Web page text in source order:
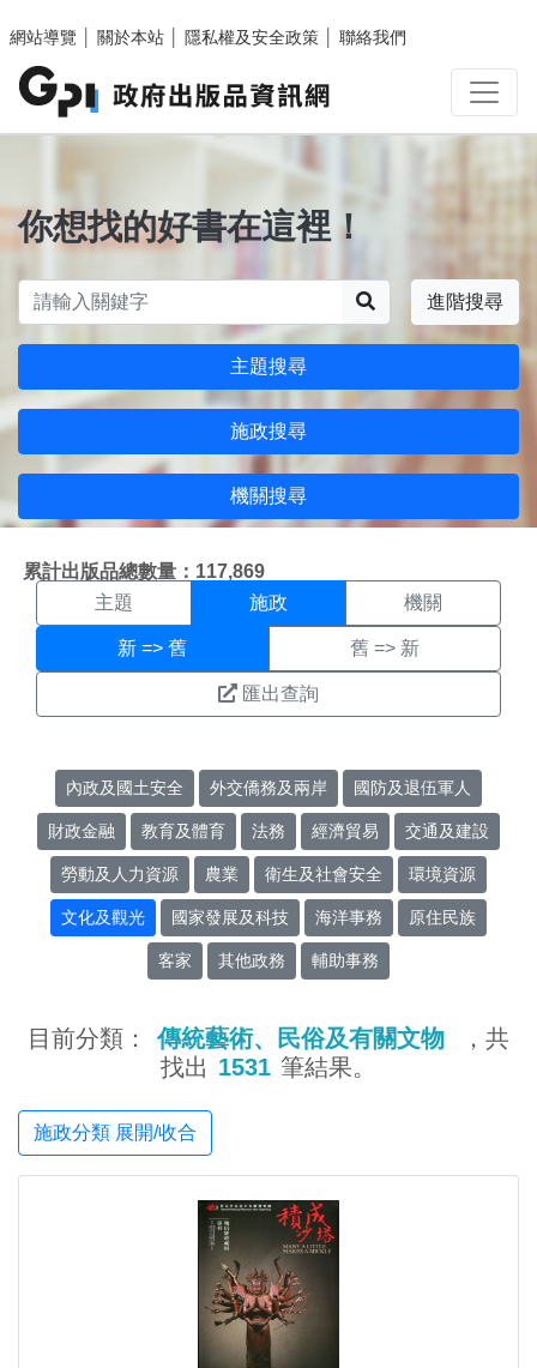
網站導覽
關於本站 隱私權及安全政策 聯絡我們
你想找的好書在這裡！
進階搜尋
主題搜尋
施政搜尋
機關搜尋
累計出版品總數量：117,869
施政搜尋結果頁面
主題 施政 機關
新 => 舊 舊 => 新
匯出查詢
內政及國土安全 外交僑務及兩岸 國防及退伍軍人
財政金融 教育及體育 法務 經濟貿易 交通及建設
勞動及人力資源 農業 衛生及社會安全 環境資源
文化及觀光 國家發展及科技 海洋事務 原住民族
客家 其他政務 輔助事務
目前分類： 傳統藝術、民俗及有關文物
，共
找出 1531 筆結果。
施政分類 展開/收合